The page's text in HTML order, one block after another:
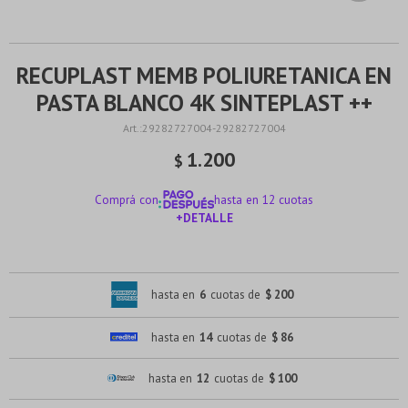
RECUPLAST MEMB POLIURETANICA EN
PASTA BLANCO 4K SINTEPLAST ++
29282727004-29282727004
$ 1.200
Comprá con
hasta en 12 cuotas
+DETALLE
hasta en 6 cuotas de $ 200
hasta en 14 cuotas de $ 86
hasta en 12 cuotas de $ 100